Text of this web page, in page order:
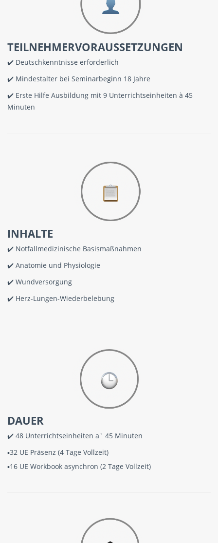
TEILNEHMERVORAUSSETZUNGEN
✔️ Deutschkenntnisse erforderlich
✔️ Mindestalter bei Seminarbeginn 18 Jahre
✔️ Erste Hilfe Ausbildung mit 9 Unterrichtseinheiten à 45
Minuten
INHALTE
✔️ Notfallmedizinische Basismaßnahmen
✔️ Anatomie und Physiologie
✔️ Wundversorgung
✔️ Herz-Lungen-Wiederbelebung
DAUER
✔️ 48 Unterrichtseinheiten a` 45 Minuten
▪️32 UE Präsenz (4 Tage Vollzeit)
▪️16 UE Workbook asynchron (2 Tage Vollzeit)